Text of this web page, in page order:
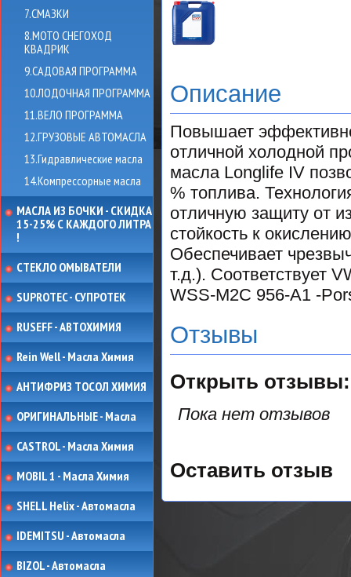
7.СМАЗКИ
8.МОТО СНЕГОХОД
КВАДРИК
9.САДОВАЯ ПРОГРАММА
10.ЛОДОЧНАЯ ПРОГРАММА
11.ВЕЛО ПРОГРАММА
12.ГРУЗОВЫЕ АВТОМАСЛА
13.Гидравлические масла
14.Компрессорные масла
МАСЛА ИЗ БОЧКИ - СКИДКА
15-25% С КАЖДОГО ЛИТРА
!
СТЕКЛО ОМЫВАТЕЛИ
SUPROTEC - СУПРОТЕК
RUSEFF - АВТОХИМИЯ
Rein Well - Масла Химия
АНТИФРИЗ ТОСОЛ ХИМИЯ
ОРИГИНАЛЬНЫЕ - Масла
CASTROL - Масла Химия
MOBIL 1 - Масла Химия
SHELL Helix - Автомасла
IDEMITSU - Автомасла
BIZOL - Автомасла
Описание
Повышает
отличной холодной
масла Longlife IV
% топлива.
отличную защиту от
стойкость к
Обеспечивает
т.д.). Соответствует
WSS-M2C 956-A1 -
Отзывы
Открыть
Пока нет отзывов
Оставить отзыв